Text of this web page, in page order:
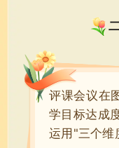
评课会议在
学目标达成
运用"三个维